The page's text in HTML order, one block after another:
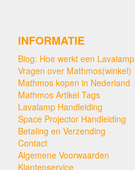
INFORMATIE
Blog: Hoe werkt een Lavalamp
Vragen over Mathmos(winkel)
Mathmos kopen in Nederland
Mathmos Artikel Tags
Lavalamp Handleiding
Space Projector Handleiding
Betaling en Verzending
Contact
Algemene Voorwaarden
Klantenservice